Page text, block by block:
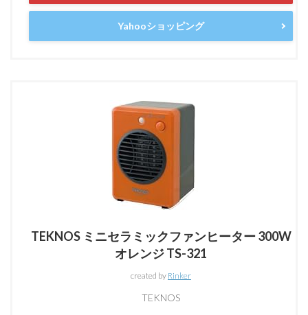
Yahooショッピング
TEKNOS ミニセラミックファンヒーター 300W
オレンジ TS-321
created by Rinker
TEKNOS